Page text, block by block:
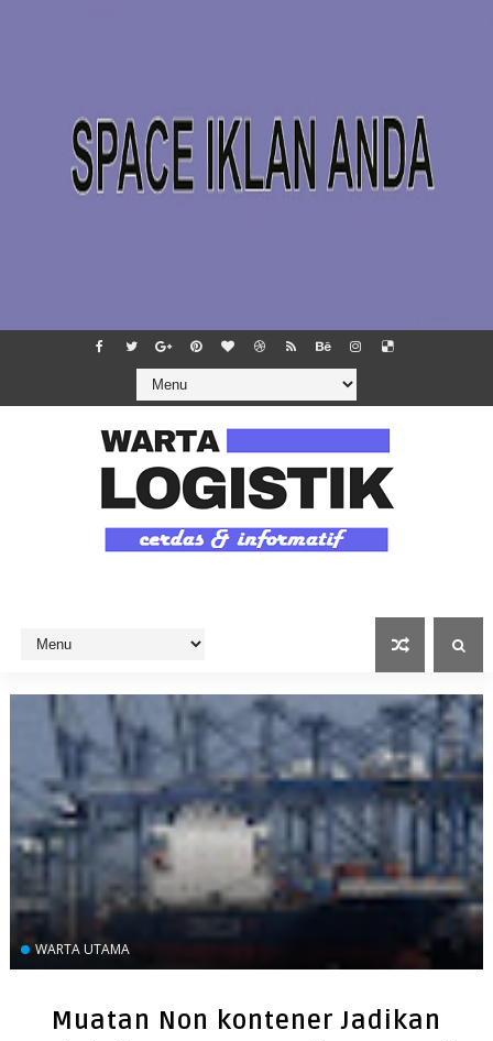
WARTA UTAMA
Muatan Non kontener Jadikan